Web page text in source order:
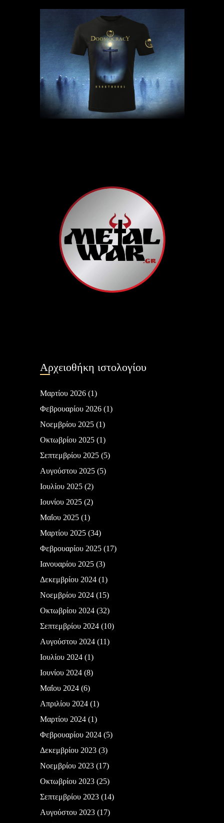
Αρχειοθήκη ιστολογίου
Μαρτίου 2026(1)
Φεβρουαρίου 2026(1)
Νοεμβρίου 2025(1)
Οκτωβρίου 2025(1)
Σεπτεμβρίου 2025(5)
Αυγούστου 2025(5)
Ιουλίου 2025(2)
Ιουνίου 2025(2)
Μαΐου 2025(1)
Μαρτίου 2025(34)
Φεβρουαρίου 2025(17)
Ιανουαρίου 2025(3)
Δεκεμβρίου 2024(1)
Νοεμβρίου 2024(15)
Οκτωβρίου 2024(32)
Σεπτεμβρίου 2024(10)
Αυγούστου 2024(11)
Ιουλίου 2024(1)
Ιουνίου 2024(8)
Μαΐου 2024(6)
Απριλίου 2024(1)
Μαρτίου 2024(1)
Φεβρουαρίου 2024(5)
Δεκεμβρίου 2023(3)
Νοεμβρίου 2023(17)
Οκτωβρίου 2023(25)
Σεπτεμβρίου 2023(14)
Αυγούστου 2023(17)